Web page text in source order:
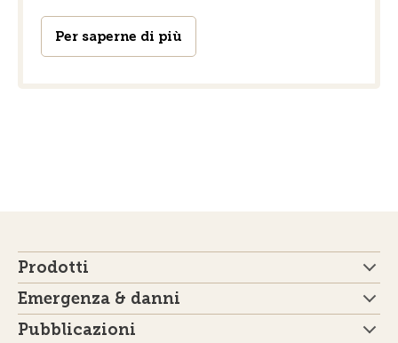
Per saperne di più
Prodotti
Emergenza & danni
Pubblicazioni